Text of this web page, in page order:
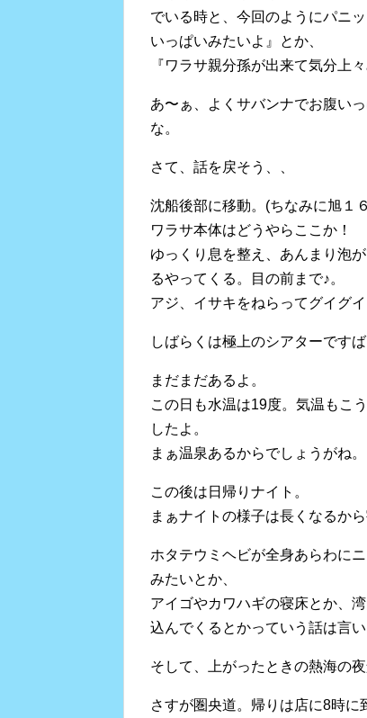
でいる時と、今回のようにパニ
いっぱいみたいよ』とか、
『ワラサ親分孫が出来て気分上
あ〜ぁ、よくサバンナでお腹い
な。
さて、話を戻そう、、
沈船後部に移動。(ちなみに旭１
ワラサ本体はどうやらここか！
ゆっくり息を整え、あんまり泡
るやってくる。目の前まで♪。
アジ、イサキをねらってグイグ
しばらくは極上のシアターです
まだまだあるよ。
この日も水温は19度。気温もこ
したよ。
まぁ温泉あるからでしょうがね。
この後は日帰りナイト。
まぁナイトの様子は長くなるから
ホタテウミヘビが全身あらわに
みたいとか、
アイゴやカワハギの寝床とか、
込んでくるとかっていう話は言い
そして、上がったときの熱海の
さすが圏央道。帰りは店に8時に